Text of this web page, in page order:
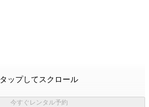
タップしてスクロール
今すぐレンタル予約